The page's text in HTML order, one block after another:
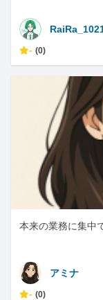
- (0)
本来の業務に集中
アミナ
- (0)